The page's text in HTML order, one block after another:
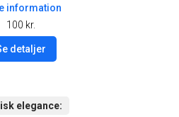
100 kr.
detaljer
information
elegance